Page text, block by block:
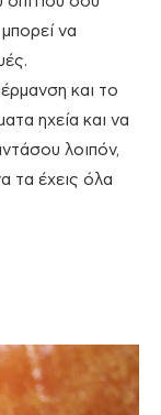
να
και το
ηχεία και να
λοιπόν,
τα έχεις όλα